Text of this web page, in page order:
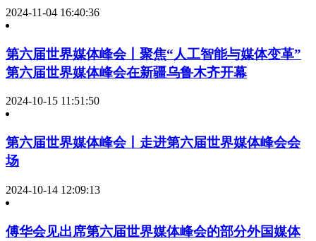
2024-11-04 16:40:36
第六届世界媒体峰会丨聚焦“人工智能与媒体变革”
第六届世界媒体峰会在新疆乌鲁木齐开幕
2024-10-15 11:51:50
第六届世界媒体峰会丨走进第六届世界媒体峰会会
场
2024-10-14 12:09:13
傅华会见出席第六届世界媒体峰会的部分外国媒体